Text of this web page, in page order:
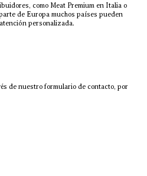
como Meat Premium en Italia o
de Europa muchos países pueden
personalizada.
de nuestro formulario de contacto, por